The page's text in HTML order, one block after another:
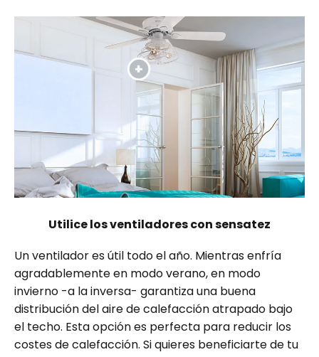
Utilice los ventiladores con sensatez
Un ventilador es útil todo el año. Mientras enfría
agradablemente en modo verano, en modo
invierno -a la inversa- garantiza una buena
distribución del aire de calefacción atrapado bajo
el techo. Esta opción es perfecta para reducir los
costes de calefacción. Si quieres beneficiarte de tu